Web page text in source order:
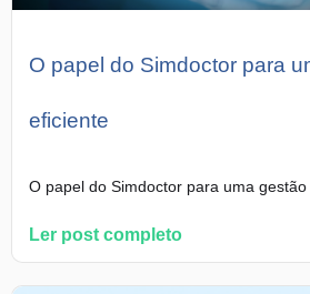
O papel do Simdoctor para
eficiente
O papel do Simdoctor para uma gestão
Ler post completo